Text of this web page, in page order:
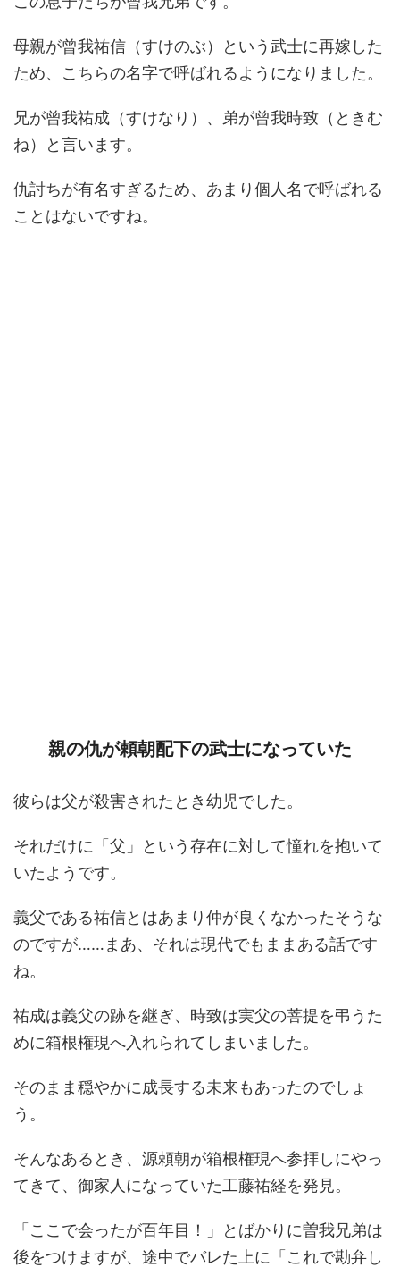
母親が曾我祐信（すけのぶ）という武士に再嫁した
ため、こちらの名字で呼ばれるようになりました。
兄が曾我祐成（すけなり）、弟が曾我時致（ときむ
ね）と言います。
仇討ちが有名すぎるため、あまり個人名で呼ばれる
ことはないですね。
親の仇が頼朝配下の武士になっていた
彼らは父が殺害されたとき幼児でした。
それだけに「父」という存在に対して憧れを抱いて
いたようです。
義父である祐信とはあまり仲が良くなかったそうな
のですが……まあ、それは現代でもままある話です
ね。
祐成は義父の跡を継ぎ、時致は実父の菩提を弔うた
めに箱根権現へ入れられてしまいました。
そのまま穏やかに成長する未来もあったのでしょ
う。
そんなあるとき、源頼朝が箱根権現へ参拝しにやっ
てきて、御家人になっていた工藤祐経を発見。
「ここで会ったが百年目！」とばかりに曽我兄弟は
後をつけますが、途中でバレた上に「これで勘弁し